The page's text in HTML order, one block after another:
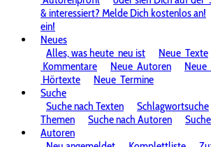
& interessiert? Melde Dich kostenlos an!
ein!
Neues
Alles, was heute neu ist Neue Texte
Kommentare
Neue Autoren Neue
Hörtexte
Neue Termine
Suche
Suche nach Texten
Schlagwortsuche
Themen
Suche nach Autoren
Autoren